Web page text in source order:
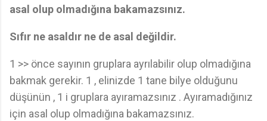
asal olup olmadığına bakamazsınız.
Sıfır ne asaldır ne de asal değildir.
1 >> önce sayının gruplara ayrılabilir olup olmadığına
bakmak gerekir. 1 , elinizde 1 tane bilye olduğunu
düşünün , 1 i gruplara ayıramazsınız . Ayıramadığınız
için asal olup olmadığına bakamazsınız.